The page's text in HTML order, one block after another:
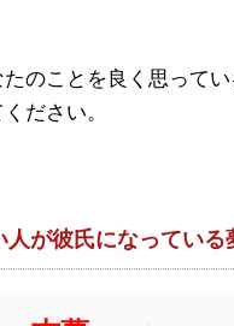
のことを良く思って
ださい。
人が彼氏になっている